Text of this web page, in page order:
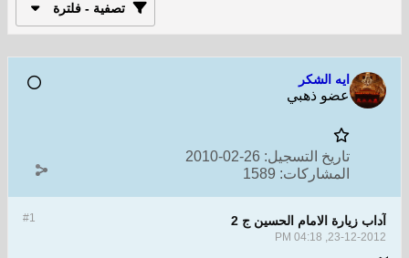
تصفية - فلترة
ايه الشكر
عضو ذهبي
تاريخ التسجيل: 26-02-2010
المشاركات: 1589
#1 آداب زيارة الامام الحسين ج 2
23-12-2012, 04:18 PM